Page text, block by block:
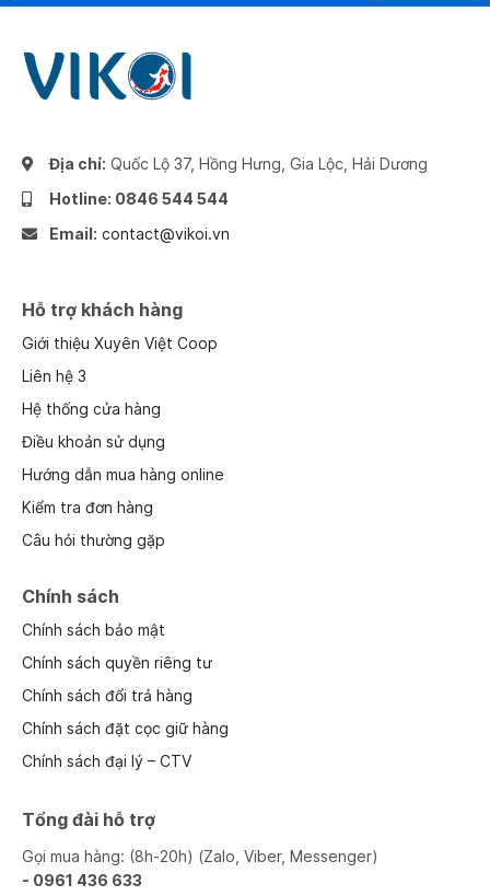
Địa chỉ: Quốc Lộ 37, Hồng Hưng, Gia Lộc, Hải Dương
Hotline: 0846 544 544
Email: contact@vikoi.vn
Hỗ trợ khách hàng
Giới thiệu Xuyên Việt Coop
Liên hệ 3
Hệ thống cửa hàng
Điều khoản sử dụng
Hướng dẫn mua hàng online
Kiểm tra đơn hàng
Câu hỏi thường gặp
Chính sách
Chính sách bảo mật
Chính sách quyền riêng tư
Chính sách đổi trả hàng
Chính sách đặt cọc giữ hàng
Chính sách đại lý – CTV
Tổng đài hỗ trợ
Gọi mua hàng: (8h-20h) (Zalo, Viber, Messenger)
- 0961 436 633